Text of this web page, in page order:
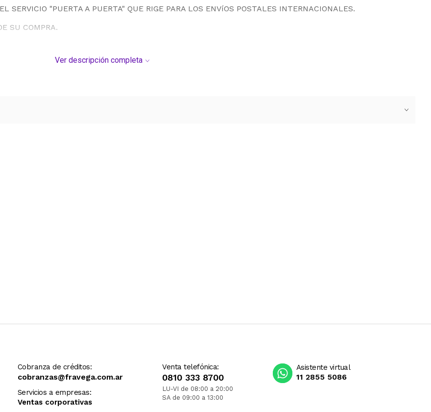
SERVICIO "PUERTA A PUERTA" QUE RIGE PARA LOS ENVíOS POSTALES INTERNACIONALES.
SU COMPRA.
Ver descripción completa
Cobranza de créditos:
cobranzas@fravega.com.ar
Servicios a empresas:
Ventas corporativas
Venta telefónica:
0810 333 8700
LU-VI de 08:00 a 20:00
SA de 09:00 a 13:00
Asistente virtual
11 2855 5086